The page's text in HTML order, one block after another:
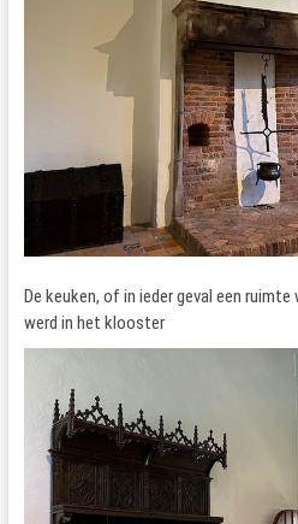
De keuken, of in ieder geval een
werd in het klooster